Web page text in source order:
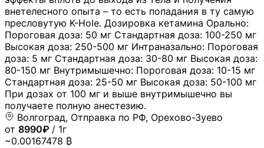
внетелесного опыта – то есть попадания в ту самую
пресловутую K-Hole. Дозировка кетамина Орально:
Пороговая доза: 50 мг Стандартная доза: 100-250 мг
Высокая доза: 250-500 мг Интраназально: Пороговая
доза: 5 мг Стандартная доза: 30-80 мг Высокая доза:
80-150 мг Внутримышечно: Пороговая доза: 10-15 мг
Стандартная доза: 25-50 мг Высокая доза: 50-100 мг
При дозах от 100 мг и выше внутримышечно вы
получаете полную анестезию.
Волгоград, Отправка по РФ, Орехово-Зуево
от 8990₽ / 1г
~0.00167478 ₿